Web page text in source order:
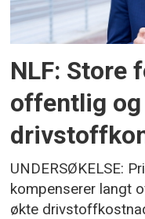
NLF: Store
offentlig
UNDERSØKELSE:
kompenserer langt
økte